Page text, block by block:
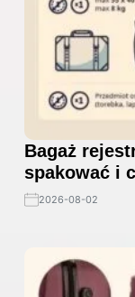
Bagaż
spakować i
2026-08-02